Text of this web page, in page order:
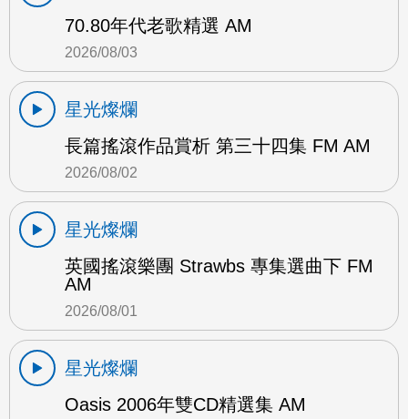
70.80年代老歌精選 AM
2026/08/03
星光燦爛
長篇搖滾作品賞析 第三十四集 FM AM
2026/08/02
星光燦爛
英國搖滾樂團 Strawbs 專集選曲下 FM
AM
2026/08/01
星光燦爛
Oasis 2006年雙CD精選集 AM